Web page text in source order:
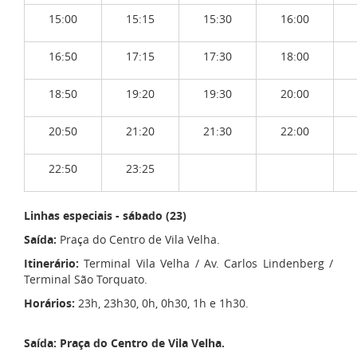
15:00 15:15 15:30 16:00
16:50 17:15 17:30 18:00
18:50 19:20 19:30 20:00
20:50 21:20 21:30 22:00
22:50 23:25
Linhas especiais - sábado (23)
Saída: Praça do Centro de Vila Velha.
Itinerário: Terminal Vila Velha / Av. Carlos Lindenberg /
Terminal São Torquato.
Horários: 23h, 23h30, 0h, 0h30, 1h e 1h30.
Saída: Praça do Centro de Vila Velha.